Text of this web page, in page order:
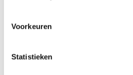
locatie, die tot een paar
scannen op specifieke
U kunt uw toestemming op elk
Voorkeuren
Statistieken